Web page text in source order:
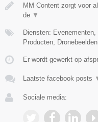
MM Content zorgt voor
de ▼
Diensten:
Producten, Dronebeelden
Er wordt gewerkt op
Laatste facebook posts
Sociale media: